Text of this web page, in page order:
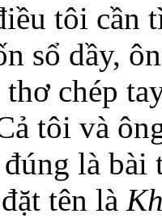
tôi cần
sổ dầy,
chép
tôi và
là
tên là